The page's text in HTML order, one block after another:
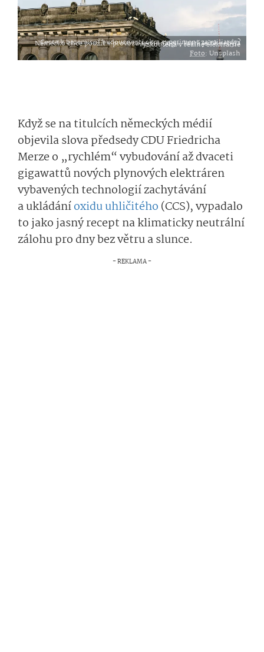
Cesta k bezemisní budoucnosti skrz experiment za miliardy? Německo chce použít v provozu technologii, která ještě nebyla vyzkoušena v reálné elektrárně
Foto: Unsplash
Když se na titulcích německých médií
objevila slova předsedy CDU Friedricha
Merze o „rychlém“ vybudování až dvaceti
gigawattů nových plynových elektráren
vybavených technologií zachytávání
a ukládáníoxidu uhličitého (CCS), vypadalo
to jako jasný recept na klimaticky neutrální
zálohu pro dny bez větru a slunce.